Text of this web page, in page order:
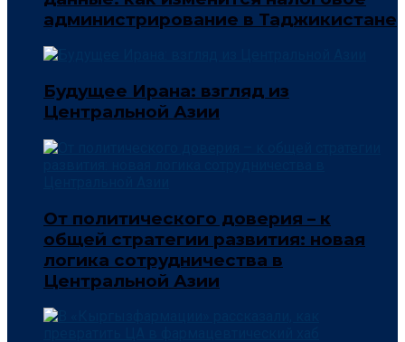
администрирование в Таджикистане
Будущее Ирана: взгляд из
Центральной Азии
От политического доверия – к
общей стратегии развития: новая
логика сотрудничества в
Центральной Азии